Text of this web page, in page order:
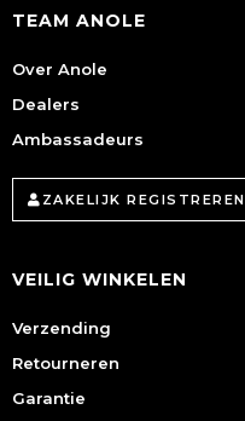
TEAM ANOLE
Over Anole
Dealers
Ambassadeurs
ZAKELIJK REGISTREREN
VEILIG WINKELEN
Verzending
Retourneren
Garantie